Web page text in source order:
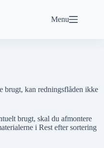
Menu
brugt, kan redningsflåden ikke
brugt, skal du afmontere
i Rest efter sortering